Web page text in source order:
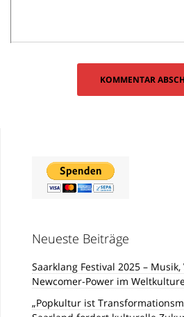
Neueste Beiträge
Saarklang Festival 2025 –
Newcomer-Power im
„Popkultur ist